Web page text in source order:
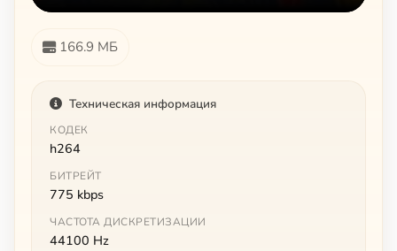
166.9 МБ
Техническая информация
КОДЕК
h264
БИТРЕЙТ
775 kbps
ЧАСТОТА ДИСКРЕТИЗАЦИИ
44100 Hz